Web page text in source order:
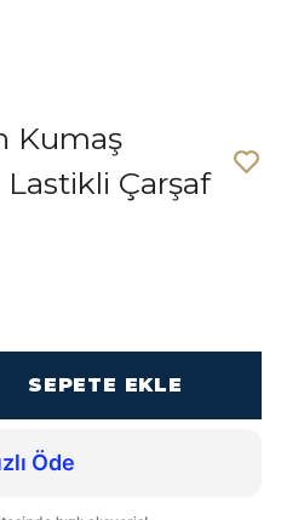
Kumaş
Çarşaf
SEPETE EKLE